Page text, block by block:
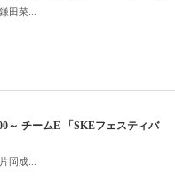
田菜...
～ チームE 「SKEフェスティバ
岡成...